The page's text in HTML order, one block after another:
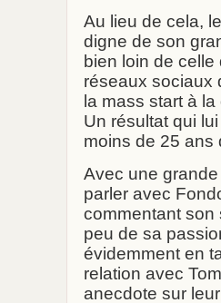
Au lieu de cela,
digne de son
bien loin de
réseaux sociaux
la mass start à
Un résultat qui
moins de 25 ans
Avec une
parler avec
commentant son
peu de sa
évidemment en
relation avec
anecdote sur